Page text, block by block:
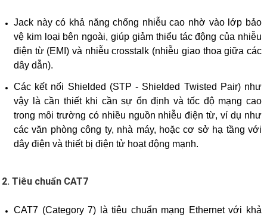
Jack này có khả năng chống nhiễu cao nhờ vào lớp bảo
vệ kim loại bên ngoài, giúp giảm thiểu tác động của nhiễu
điện từ (EMI) và nhiễu crosstalk (nhiễu giao thoa giữa các
dây dẫn).
Các kết nối Shielded (STP - Shielded Twisted Pair) như
vậy là cần thiết khi cần sự ổn định và tốc độ mạng cao
trong môi trường có nhiều nguồn nhiễu điện từ, ví dụ như
các văn phòng công ty, nhà máy, hoặc cơ sở hạ tầng với
dây điện và thiết bị điện tử hoạt động mạnh.
2. Tiêu chuẩn CAT7
CAT7 (Category 7) là tiêu chuẩn mạng Ethernet với khả